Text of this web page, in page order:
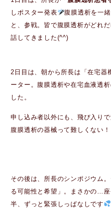
しポスター発表
腹膜透析を一
と、参戦。皆で腹膜透析がどれ
話してきました(^^)
2日目は、朝から所長は「在宅器
ーター。腹膜透析や在宅血液透
した。
申し込み者以外にも、飛び入り
腹膜透析の器械って難しくない
その後は、所長のシンポジウム
る可能性と希望」。まさかの…
半、ずっと緊張しっぱなしです